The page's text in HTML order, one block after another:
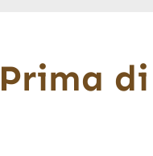
Prima